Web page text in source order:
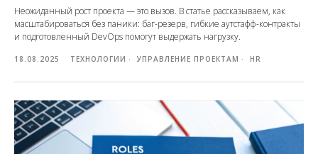
Неожиданный рост проекта — это вызов. В статье рассказываем, как
масштабироваться без паники: баг-резерв, гибкие аутстафф-контракты
и подготовленный DevOps помогут выдержать нагрузку.
18.08.2025 ТЕХНОЛОГИИ УПРАВЛЕНИЕ ПРОЕКТАМ HR